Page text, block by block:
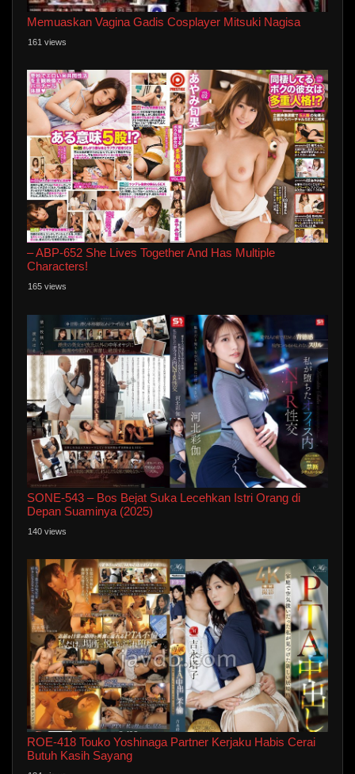
Memuaskan Vagina Gadis Cosplayer Mitsuki Nagisa
161 views
– ABP-652 She Lives Together And Has Multiple
Characters!
165 views
SONE-543 – Bos Bejat Suka Lecehkan Istri Orang di
Depan Suaminya (2025)
140 views
ROE-418 Touko Yoshinaga Partner Kerjaku Habis Cerai
Butuh Kasih Sayang